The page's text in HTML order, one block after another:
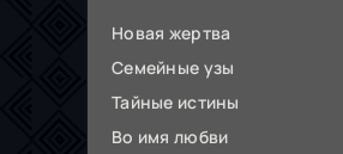
Новая жертва
Семейные узы
Тайные истины
Во имя любви